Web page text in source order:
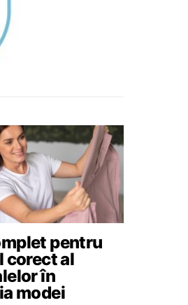
pentru
corect al
în
modei